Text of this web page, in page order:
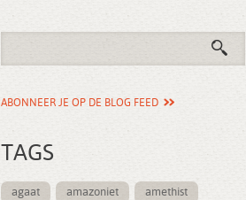
ABONNEER JE OP DE BLOG FEED
TAGS
agaat amazoniet amethist